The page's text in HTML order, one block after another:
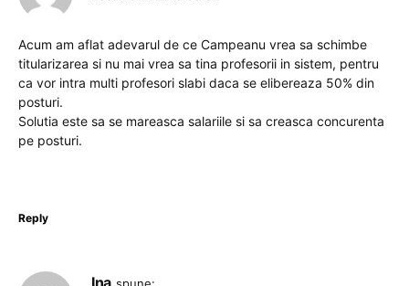
Acum am aflat adevarul de ce Campeanu vrea sa schimbe
titularizarea si nu mai vrea sa tina profesorii in sistem, pentru
ca vor intra multi profesori slabi daca se elibereaza 50% din
posturi.
Solutia este sa se mareasca salariile si sa creasca concurenta
pe posturi.
Reply